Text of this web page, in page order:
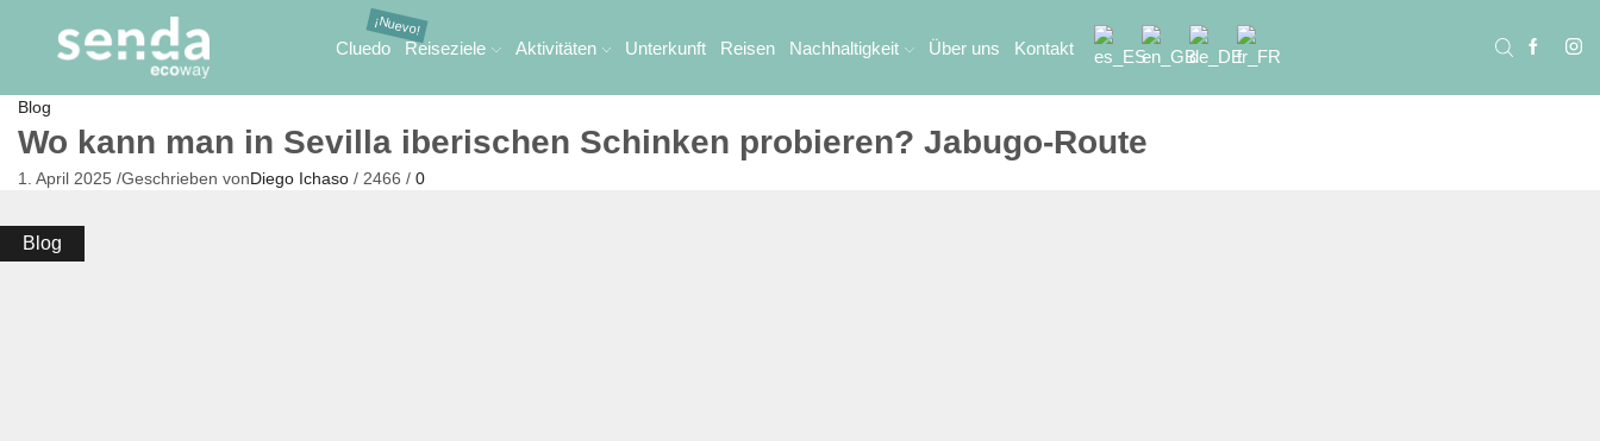
Cluedo Reiseziele Aktivitäten Unterkunft Reisen Nachhaltigkeit Über uns Kontakt
Blog
Wo kann man in Sevilla iberischen Schinken probieren? Jabugo-Route
1. April 2025 /Geschrieben vonDiego Ichaso / 2466 / 0
Blog